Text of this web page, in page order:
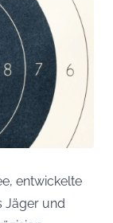
entwickelte
Jäger und